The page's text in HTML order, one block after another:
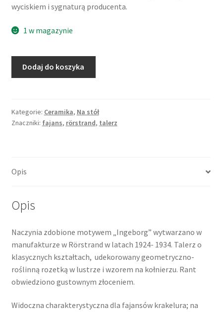
wyciskiem i sygnaturą producenta.
1 w magazynie
"Ingeborg",
fajans
Dodaj do koszyka
Kategorie: Ceramika, Na stół
Znaczniki: fajans, rörstrand, talerz
Opis
Opis
Naczynia zdobione motywem „Ingeborg” wytwarzano w
manufakturze w Rörstrand w latach 1924- 1934. Talerz o
klasycznych kształtach, udekorowany geometryczno-
roślinną rozetką w lustrze i wzorem na kołnierzu. Rant
obwiedziono gustownym złoceniem.
Widoczna charakterystyczna dla fajansów krakelura; na